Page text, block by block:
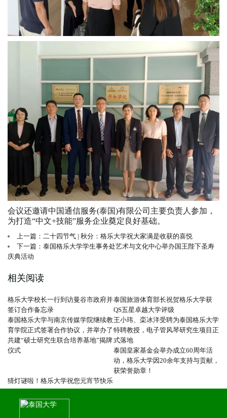
会议还邀请中国通信服务(泰国)有限公司主要负责人参加，
为打造“中文+技能”服务企业奠定良好基础。
上一篇：二十四节气 | 秋分：格乐大学祝大家满是收获的喜悦
下一篇：泰国格乐大学学生事务处艺术与文化中心举办国王陛下圣寿
庆典活动
相关阅读
格乐大学校长一行到访曼谷市政府并
签订合作备忘录
泰国旅游体育部长祝贺格乐大学获
QS五星卓越大学评级
泰国格乐大学与南京传媒学院继续教
育学院正式签署合作协议，并举办了
共建“硕士研究生联合培养基地”揭牌
仪式
王小玮、栾冰洋受聘为泰国格乐大学
特聘教授，电子管风琴研究生项目正
式落地
泰国皇家基金会举办成立60周年活
动，格乐大学因20余年支持与贡献，
获荣誉勋章！
猜灯谜啦！格乐大学祝您元宵节快乐